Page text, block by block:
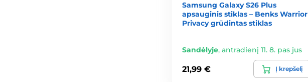
Samsung Galaxy S26 Plus
apsauginis stiklas – Benks Warrior
Privacy grūdintas stiklas
Sandėlyje, antradienį 11. 8. pas jus
21,99 € Į krepšelį